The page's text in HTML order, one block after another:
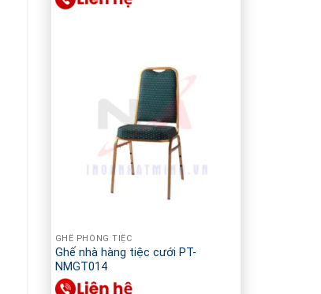
GHẾ PHÒNG TIỆC
Ghế nhà hàng tiệc cưới PT-
NMGT014